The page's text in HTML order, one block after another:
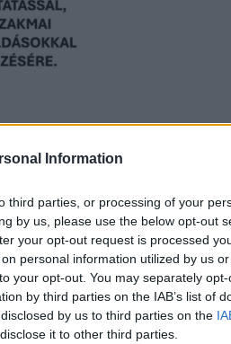
Information
third parties, or processing of your
by us, please use the below opt-out
your opt-out request is processed
personal information utilized by us
your opt-out. You may separately
by third parties on the IAB’s list of
by us to third parties on the
it to other third parties.
és Nick Noles 257
, majd
Az eredmény
akinek a neme
a férfiak értenek jobban a